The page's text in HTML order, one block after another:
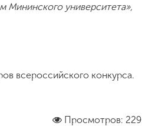
Мининского университета»,
всероссийского конкурса.
Просмотров: 229